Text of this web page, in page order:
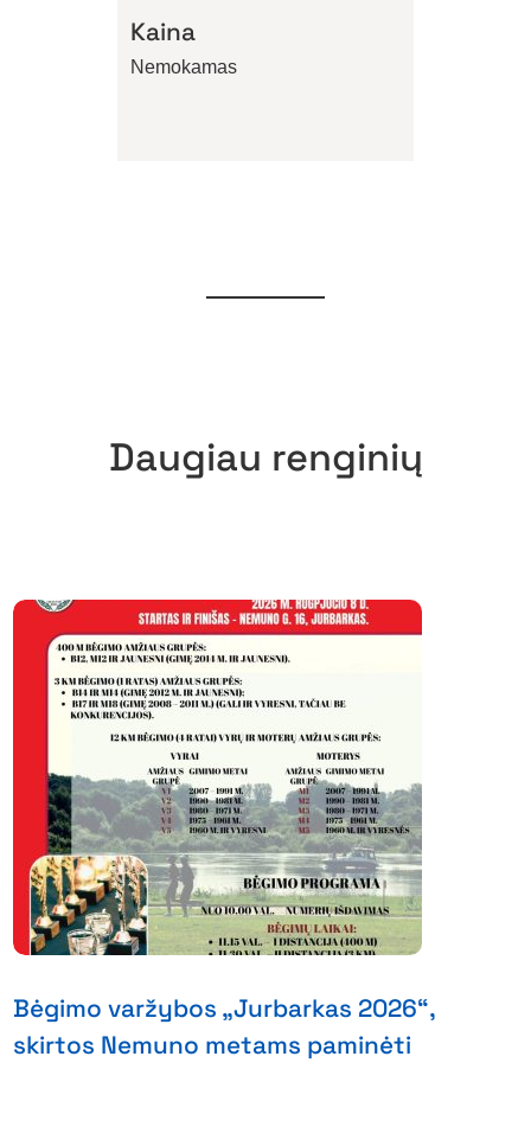
Kaina
Nemokamas
Daugiau renginių
Bėgimo varžybos „Jurbarkas 2026“,
skirtos Nemuno metams paminėti